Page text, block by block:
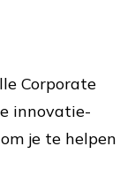
Corporate
innovatie-
je te helpen